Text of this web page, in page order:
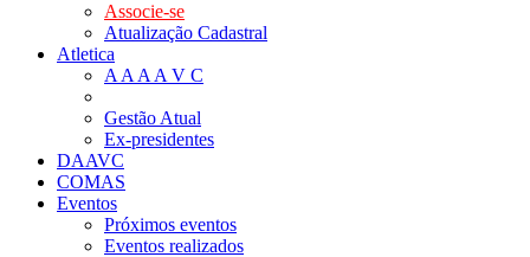
Associe-se
Atualização Cadastral
Atletica
A A A A V C
Gestão Atual
Ex-presidentes
DAAVC
COMAS
Eventos
Próximos eventos
Eventos realizados